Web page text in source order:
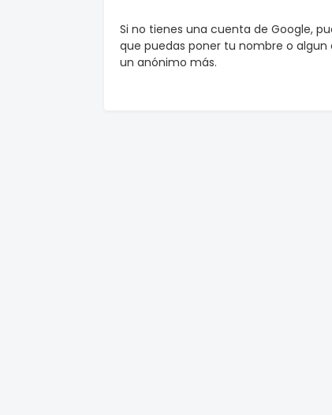
Si no tienes una cuenta de Google,
que puedas poner tu nombre o algun
un anónimo más.